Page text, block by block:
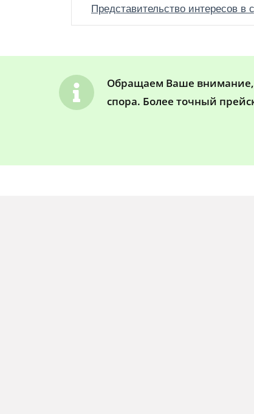
Представительство интересов в
Обращаем Ваше внимание,
спора. Более точный